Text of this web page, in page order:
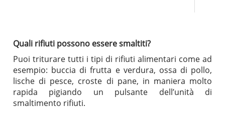
Quali rifiuti possono essere smaltiti?
Puoi triturare tutti i tipi di rifiuti alimentari come ad
esempio: buccia di frutta e verdura, ossa di pollo,
lische di pesce, croste di pane, in maniera molto
rapida pigiando un pulsante dell’unità di
smaltimento rifiuti.